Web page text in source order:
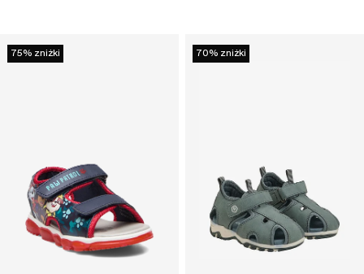
75% zniżki 70% zniżki